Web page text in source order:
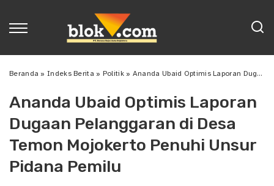
Beranda »Indeks Berita » Politik» Ananda Ubaid Optimis Laporan Dugaan Pelanggaran di Desa Temon Mojokerto Penuhi Unsur Pidana Pemilu
Ananda Ubaid Optimis Laporan
Dugaan Pelanggaran di Desa
Temon Mojokerto Penuhi Unsur
Pidana Pemilu